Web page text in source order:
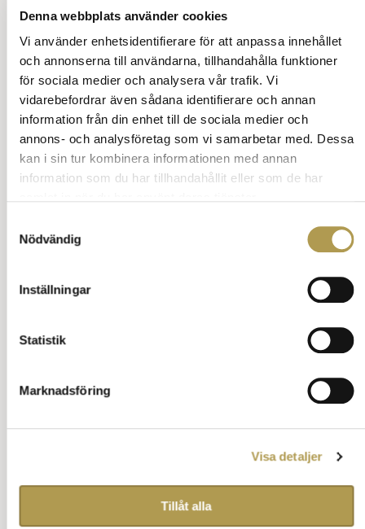
Denna webbplats använder cookies
Vi använder enhetsidentifierare för att anpassa innehållet
och annonserna till användarna, tillhandahålla funktioner
för sociala medier och analysera vår trafik. Vi
vidarebefordrar även sådana identifierare och annan
information från din enhet till de sociala medier och
annons- och analysföretag som vi samarbetar med. Dessa
kan i sin tur kombinera informationen med annan
information som du har tillhandahållit eller som de har
Nödvändig
Inställningar
Statistik
Marknadsföring
Visa detaljer
Tillåt alla
Att prata med dem direkt är givetvis artigt.
Kan vara lite jobbigt om man inte riktigt vet vem
som stör eller var de bor
Personalen sköter detta ofta väldigt bra, låt
dem ta hand om allt.
Ställ en fråga om vett och etikett
Tillbaka till innehåll